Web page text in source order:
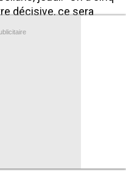
décisive, ce sera
si ça casse", a